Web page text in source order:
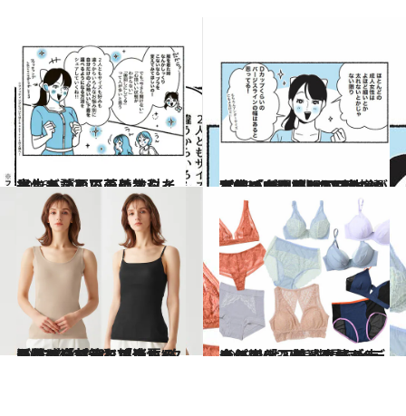
2026.5.12
マンガ『悪いのはスタイルじゃなくて下着でした 一生モノの下着の教科書』を読む
ビューティ＆ヘルス 2026.5.12
【初めから読む】日本人女性の多くはDかEカップ!? 「9割以上のお客様がサイズを間違っていた」下着のプロが明かす、“やってはいけない”下着の選び方
ビューティ＆ヘルス
2025.8.23
【夏の汗対策】「真夏の肌着は全部これでいい」汗のベタつきを解消するグンゼ「アセドロン」“タンクトップ”＆“ブラキャミ”に惚れた！
ビューティ＆ヘルス 2023.12.3
今年、「下着」事情が大きく変化？ワイヤーブラ派が増え、敬遠される“デカパン”も人気脚長アイテムに！
ビューティ＆ヘルス